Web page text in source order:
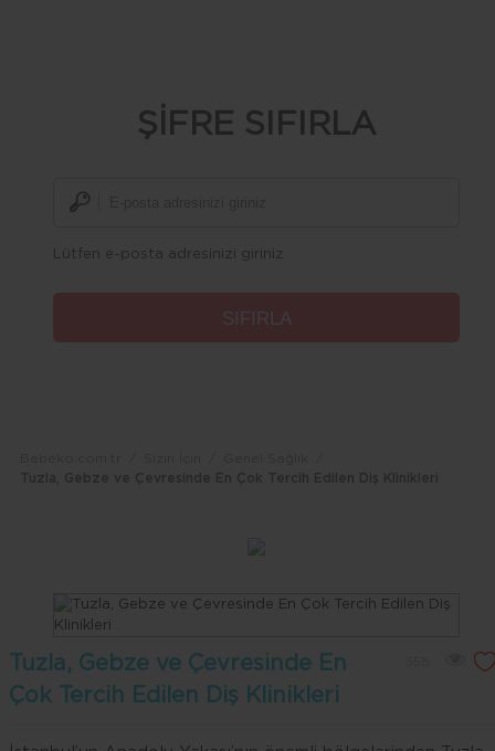
ŞİFRE SIFIRLA
Lütfen e-posta adresinizi giriniz
Tuzla, Gebze ve Çevresinde En
Çok Tercih Edilen Diş Klinikleri